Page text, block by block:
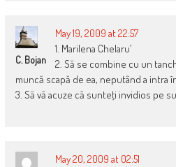
C. Bojan
May 19, 2009 at 22:57
1. Marilena Chelaru’
2. Să se combine cu un
muncă scapă de ea, neputând a intra
3. Să vă acuze că sunteţi invidios pe
May 20, 2009 at 02:51